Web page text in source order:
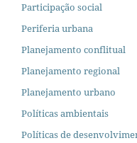
Participação social
Periferia urbana
Planejamento conflitual
Planejamento regional
Planejamento urbano
Políticas ambientais
Políticas de